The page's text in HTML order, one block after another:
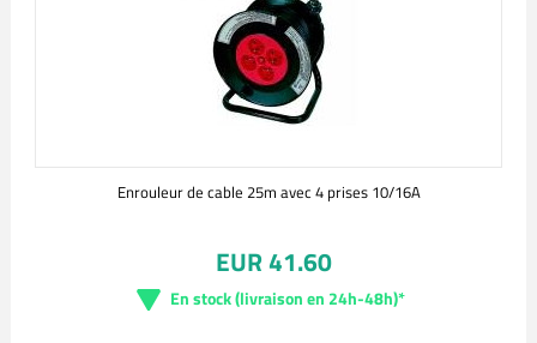
Enrouleur de cable 25m avec 4 prises 10/16A
EUR 41.60
En stock (livraison en 24h-48h)*